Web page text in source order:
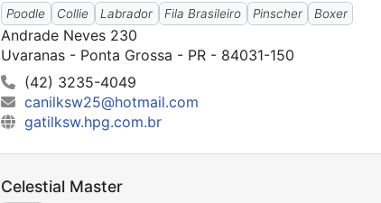
Poodle Collie Labrador Fila Brasileiro Pinscher Boxer
Andrade Neves 230
Uvaranas - Ponta Grossa - PR - 84031-150
(42) 3235-4049
canilksw25@hotmail.com
gatilksw.hpg.com.br
Celestial Master